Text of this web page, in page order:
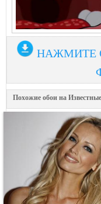
НАЖМИТЕ
Похожие обои на